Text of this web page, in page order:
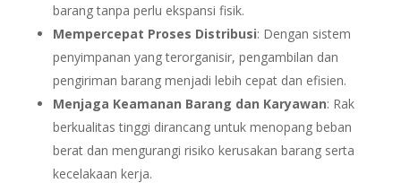
barang tanpa perlu ekspansi fisik.
Mempercepat Proses Distribusi: Dengan sistem
penyimpanan yang terorganisir, pengambilan dan
pengiriman barang menjadi lebih cepat dan efisien.
Menjaga Keamanan Barang dan Karyawan: Rak
berkualitas tinggi dirancang untuk menopang beban
berat dan mengurangi risiko kerusakan barang serta
kecelakaan kerja.